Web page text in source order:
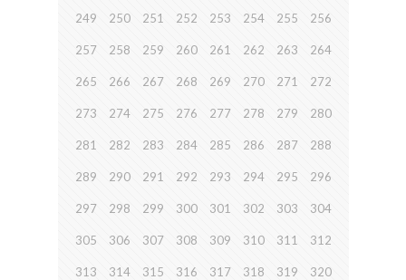
249 250 251 252 253 254 255 256
257 258 259 260 261 262 263 264
265 266 267 268 269 270 271 272
273 274 275 276 277 278 279 280
281 282 283 284 285 286 287 288
289 290 291 292 293 294 295 296
297 298 299 300 301 302 303 304
305 306 307 308 309 310 311 312
313 314 315 316 317 318 319 320